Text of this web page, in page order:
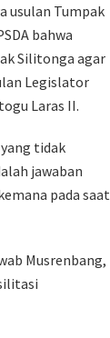
usulan Tumpak
bahwa
Silitonga agar
Legislator
Laras II.
tidak
jawaban
pada saat
Musrenbang,